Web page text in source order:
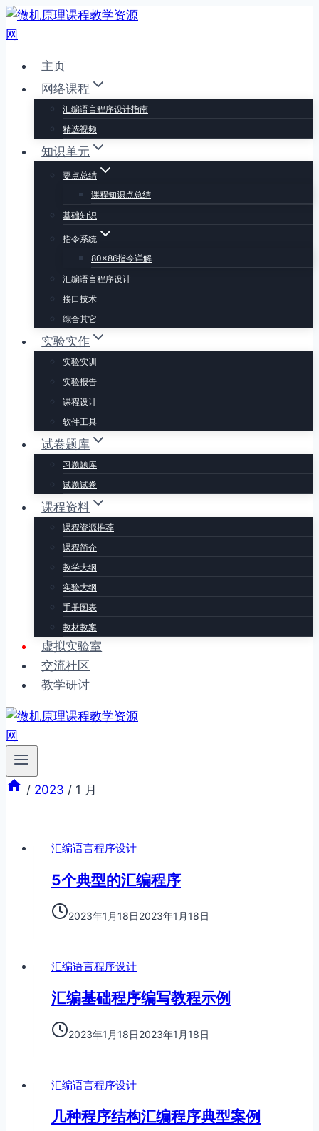
跳
到
主页
网络课程
汇编语言程序设计指南
精选视频
知识单元
要点总结
课程知识点总结
基础知识
指令系统
80×86指令详解
汇编语言程序设计
接口技术
综合其它
实验实作
实验实训
实验报告
课程设计
软件工具
试卷题库
习题题库
试题试卷
课程资料
课程资源推荐
课程简介
教学大纲
实验大纲
手册图表
教材教案
虚拟实验室
交流社区
教学研讨
/ 2023 / 1 月
汇编语言程序设计
5个典型的汇编程序
2023年1月18日2023年1月18日
汇编语言程序设计
汇编基础程序编写教程示例
2023年1月18日2023年1月18日
汇编语言程序设计
几种程序结构汇编程序典型案例